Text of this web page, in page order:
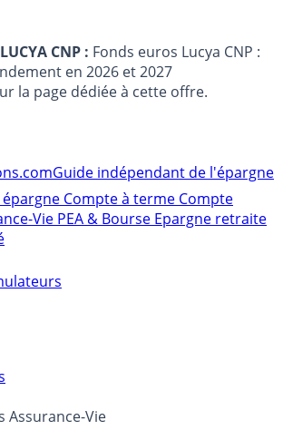
CNP : Fonds euros Lucya CNP :
en 2026 et 2027
la page dédiée à cette offre.
Guide indépendant de l'épargne
Compte à terme Compte
Vie PEA & Bourse Epargne retraite
Assurance-Vie